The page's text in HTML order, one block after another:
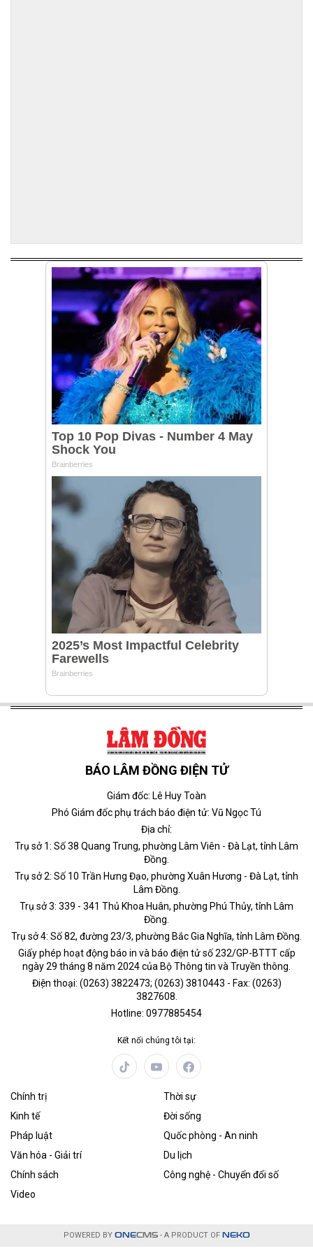
BÁO LÂM ĐỒNG ĐIỆN TỬ
Giám đốc: Lê Huy Toàn
Phó Giám đốc phụ trách báo điện tử: Vũ Ngọc Tú
Địa chỉ:
Trụ sở 1: Số 38 Quang Trung, phường Lâm Viên - Đà Lạt, tỉnh Lâm
Đồng.
Trụ sở 2: Số 10 Trần Hưng Đạo, phường Xuân Hương - Đà Lạt, tỉnh
Lâm Đồng.
Trụ sở 3: 339 - 341 Thủ Khoa Huân, phường Phú Thủy, tỉnh Lâm
Đồng.
Trụ sở 4: Số 82, đường 23/3, phường Bắc Gia Nghĩa, tỉnh Lâm Đồng.
Giấy phép hoạt động báo in và báo điện tử số 232/GP-BTTT cấp
ngày 29 tháng 8 năm 2024 của Bộ Thông tin và Truyền thông.
Điện thoại: (0263) 3822473; (0263) 3810443 - Fax: (0263)
3827608.
Hotline: 0977885454
Kết nối chúng tôi tại:
Chính trị
Thời sự
Kinh tế
Đời sống
Pháp luật
Quốc phòng - An ninh
Văn hóa - Giải trí
Du lịch
Chính sách
Công nghệ - Chuyển đổi số
Video
POWERED BY ONECMS- A PRODUCT OF NEKO